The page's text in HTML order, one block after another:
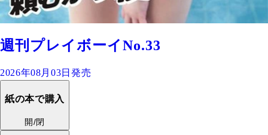
週刊プレイボーイNo.33
2026年08月03日発売
紙の本で購入
開/閉